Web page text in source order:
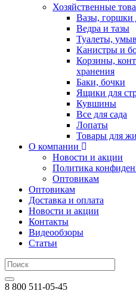
Хозяйственные
Вазы, горшки
Ведра и тазы
Туалеты,
Канистры и
Корзины,
хранения
Баки, бочки
Ящики для
Кувшины
Все для сада
Лопаты
Товары для
О компании
Новости и акции
Политика
Оптовикам
Оптовикам
Доставка и оплата
Новости и акции
Контакты
Видеообзоры
Статьи
8 800 511-05-45